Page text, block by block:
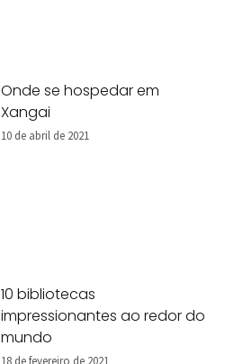
Onde se hospedar em
Xangai
10 de abril de 2021
10 bibliotecas
impressionantes ao redor do
mundo
18 de fevereiro de 2021